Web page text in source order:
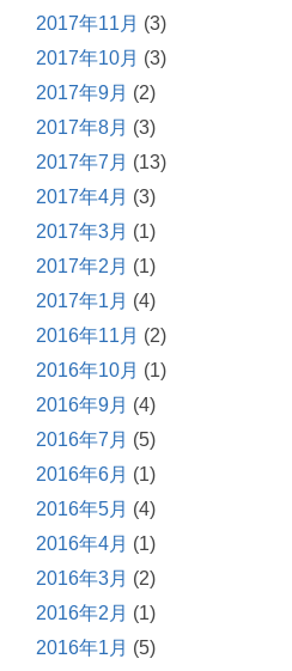
2017年11月 (3)
2017年10月 (3)
2017年9月 (2)
2017年8月 (3)
2017年7月 (13)
2017年4月 (3)
2017年3月 (1)
2017年2月 (1)
2017年1月 (4)
2016年11月 (2)
2016年10月 (1)
2016年9月 (4)
2016年7月 (5)
2016年6月 (1)
2016年5月 (4)
2016年4月 (1)
2016年3月 (2)
2016年2月 (1)
2016年1月 (5)